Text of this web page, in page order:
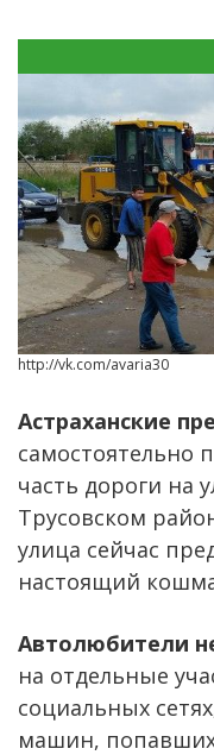
http://vk.com/avaria30
Астраханские
самостоятельно
часть дороги на
Трусовском
улица сейчас
настоящий
Автолюбители
на отдельные
социальных
машин,